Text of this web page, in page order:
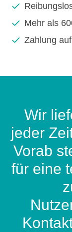
Mehr als
Zahlung
Wir
jeder
Vorab
für eine